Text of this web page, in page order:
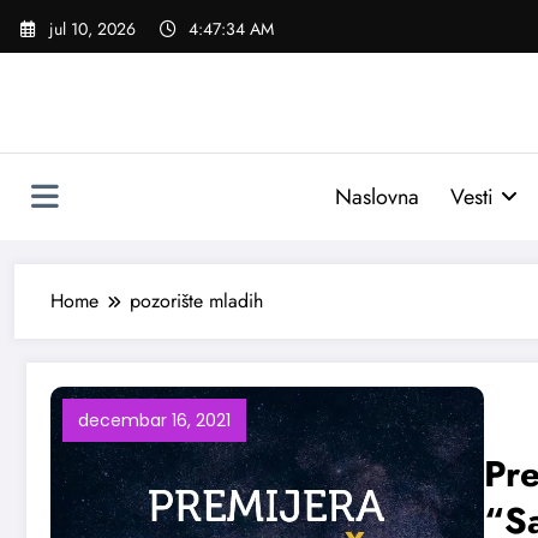
Skoči
jul 10, 2026 4:47:34 AM
Naslovna Vesti
Home pozorište mladih
decembar 16, 2021